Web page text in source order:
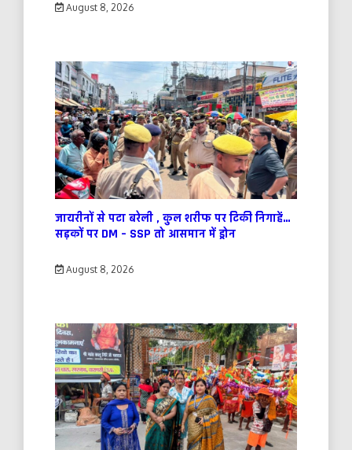
August 8, 2026
जायरीनों से पटा बरेली , कुल शरीफ पर टिकी निगाहें…
सड़कों पर DM – SSP तो आसमान में ड्रोन
August 8, 2026